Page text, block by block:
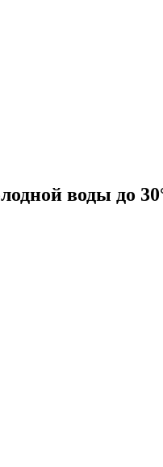
воды до